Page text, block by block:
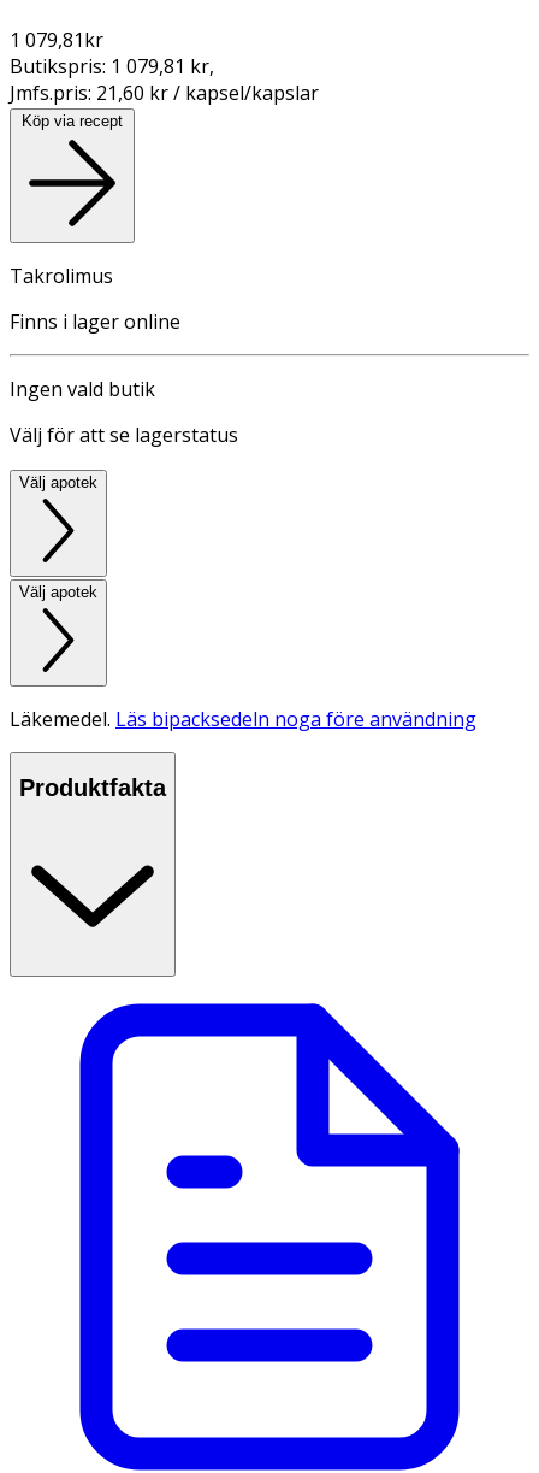
1 079,81kr
Butikspris: 1 079,81 kr,
Jmfs.pris: 21,60 kr / kapsel/kapslar
Köp via recept
Takrolimus
Finns i lager online
Ingen vald butik
Välj för att se lagerstatus
Välj apotek
Välj apotek
Läkemedel. Läs bipacksedeln noga före användning
Produktfakta